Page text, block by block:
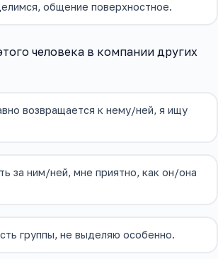
общение поверхностное.
человека в компании других
возвращается к нему/ней, я ищу
за ним/ней, мне приятно, как он/она
группы, не выделяю особенно.